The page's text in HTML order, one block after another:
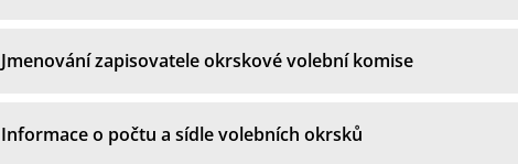
Jmenování zapisovatele okrskové volební komise
Informace o počtu a sídle volebních okrsků